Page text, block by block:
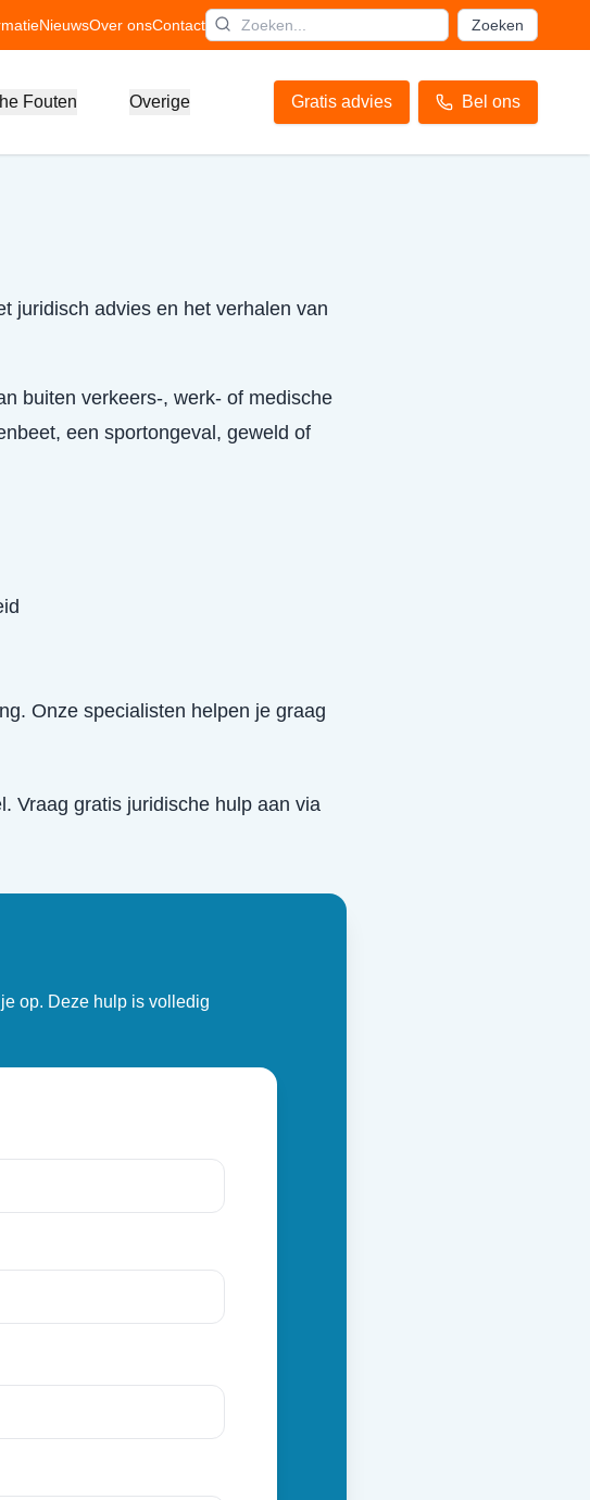
NieuwsOver onsContact Zoeken
Fouten Overige Gratis advies Bel ons
juridisch advies en het verhalen van
buiten verkeers-, werk- of medische
een sportongeval, geweld of
Onze specialisten helpen je graag
. Vraag gratis juridische hulp aan via
op. Deze hulp is volledig